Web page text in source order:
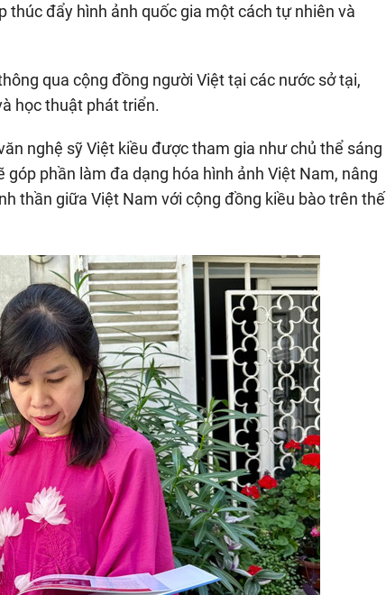
đẩy hình ảnh quốc gia một cách tự nhiên và
qua cộng đồng người Việt tại các nước sở tại,
học thuật phát triển.
nghệ sỹ Việt kiều được tham gia như chủ thể sáng
góp phần làm đa dạng hóa hình ảnh Việt Nam, nâng
thần giữa Việt Nam với cộng đồng kiều bào trên thế